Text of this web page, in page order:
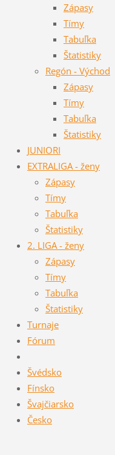
Zápasy
Tímy
Tabuľka
Štatistiky
Regón - Východ
Zápasy
Tímy
Tabuľka
Štatistiky
JUNIORI
EXTRALIGA - ženy
Zápasy
Tímy
Tabuľka
Štatistiky
2. LIGA - ženy
Zápasy
Tímy
Tabuľka
Štatistiky
Turnaje
Fórum
Švédsko
Fínsko
Švajčiarsko
Česko